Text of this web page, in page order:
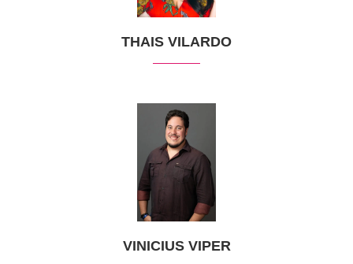
THAIS VILARDO
VINICIUS VIPER